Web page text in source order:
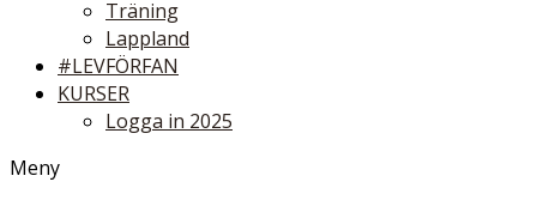
Träning
Lappland
#LEVFÖRFAN
KURSER
Logga in 2025
Meny